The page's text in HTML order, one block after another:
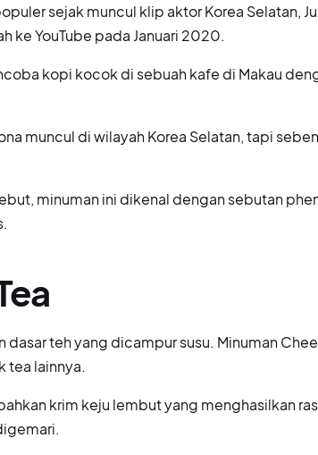
sejak muncul klip aktor Korea Selatan,
ke YouTube pada Januari 2020.
kopi kocok di sebuah kafe di Makau
muncul di wilayah Korea Selatan, tapi
minuman ini dikenal dengan sebutan
dasar teh yang dicampur susu. Minuman
tea lainnya.
krim keju lembut yang menghasilkan